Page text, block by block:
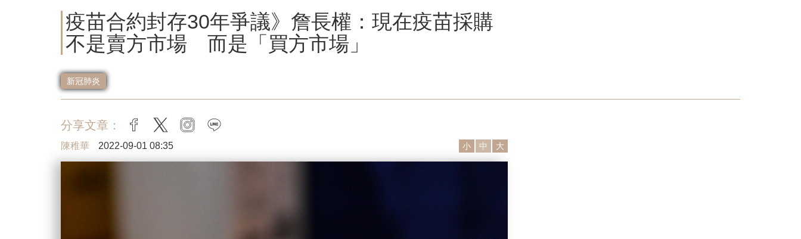
疫苗合約封存30年爭議》詹長權：現在疫苗採購
不是賣方市場 而是「買方市場」
新冠肺炎
分享文章： facebook
twitter instagram
陳稚華 2022-09-01 08:35 小 中 大